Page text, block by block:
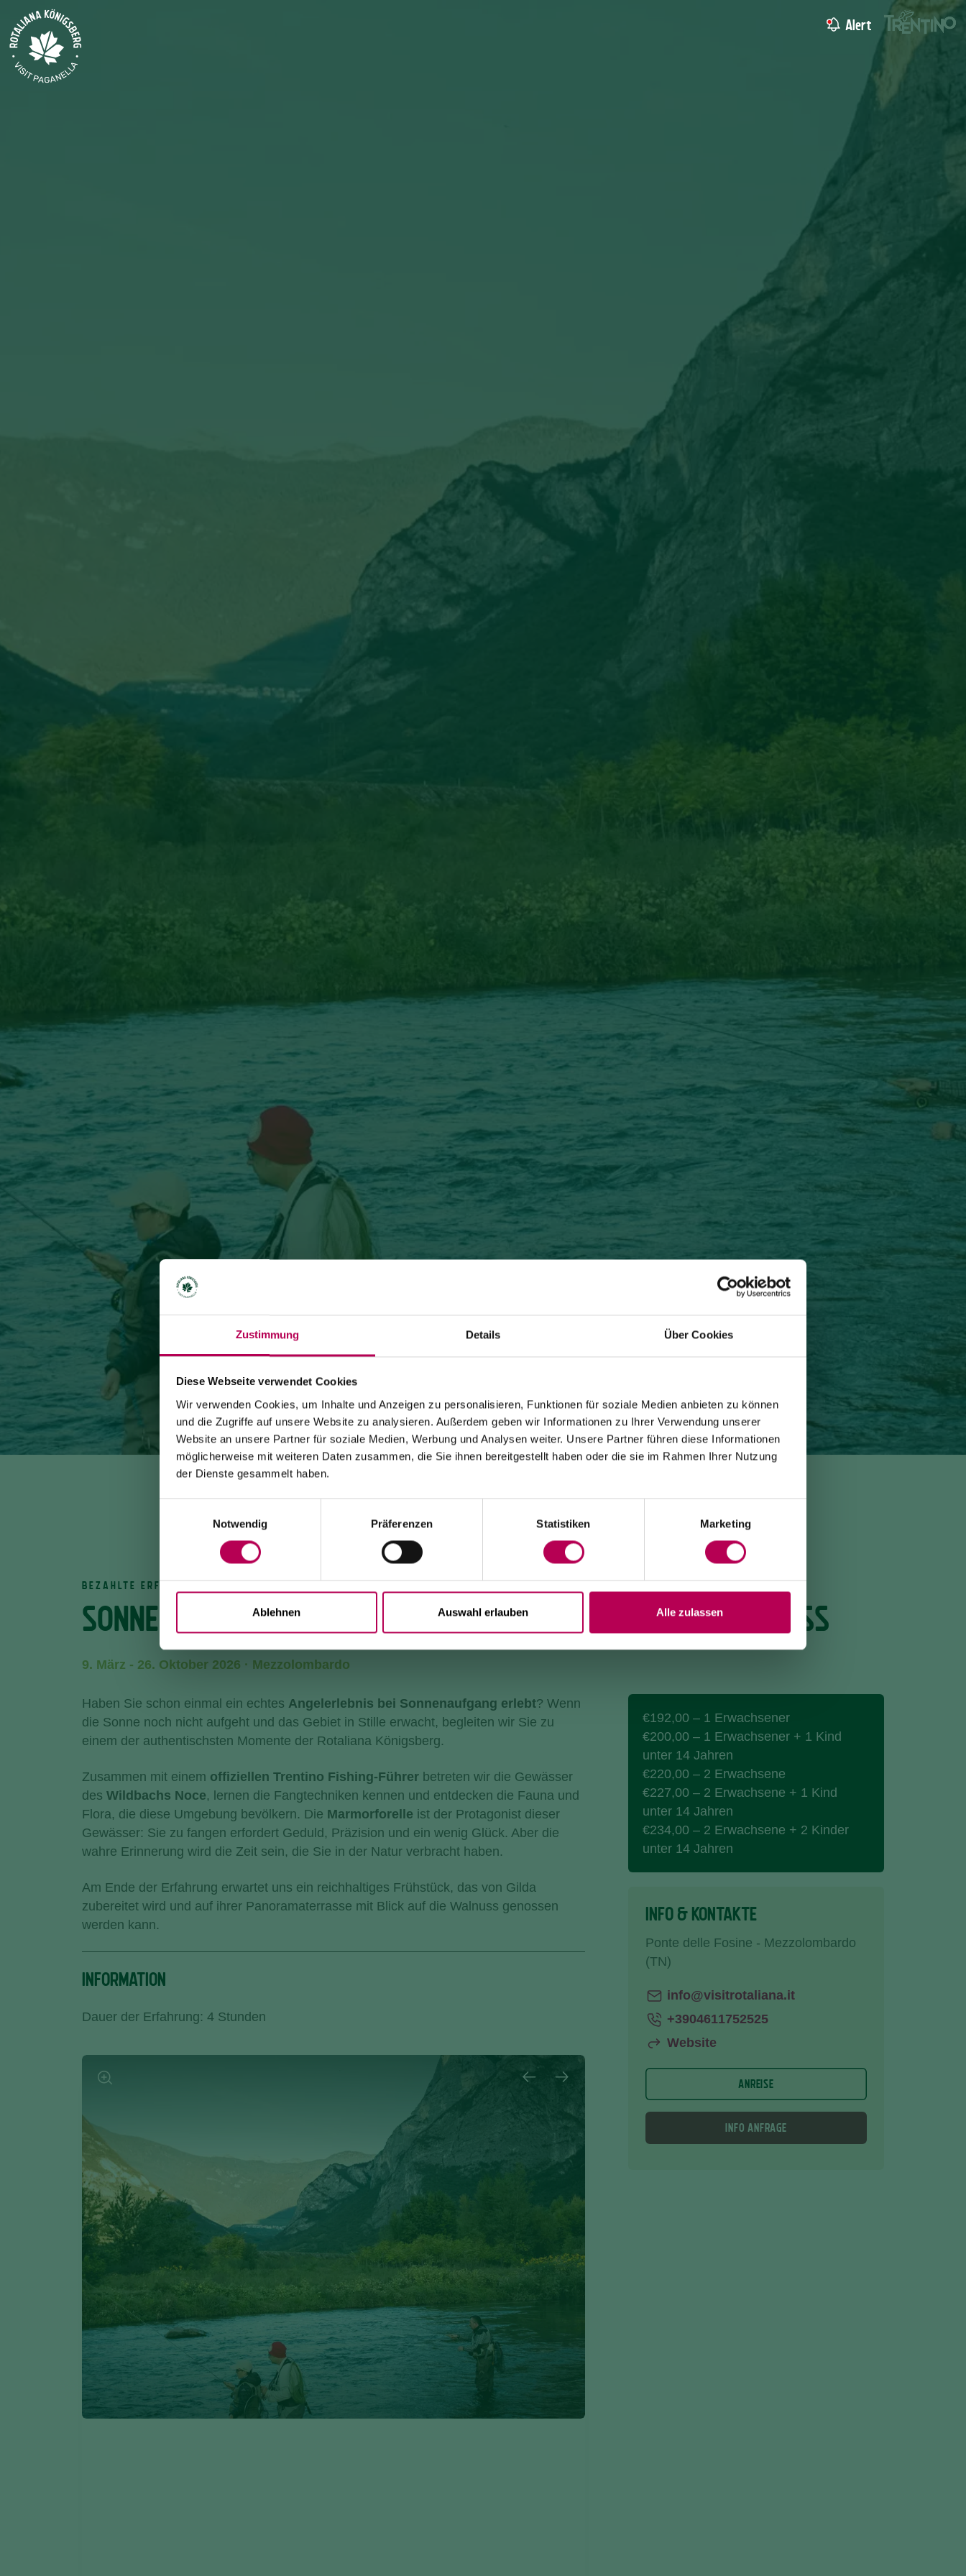
Zustimmung Details Über Cookies
Diese Webseite verwendet Cookies
Wir verwenden Cookies, um Inhalte und Anzeigen zu personalisieren, Funktionen für soziale Medien anbieten zu können
und die Zugriffe auf unsere Website zu analysieren. Außerdem geben wir Informationen zu Ihrer Verwendung unserer
Website an unsere Partner für soziale Medien, Werbung und Analysen weiter. Unsere Partner führen diese Informationen
möglicherweise mit weiteren Daten zusammen, die Sie ihnen bereitgestellt haben oder die sie im Rahmen Ihrer Nutzung
der Dienste gesammelt haben.
Notwendig
Präferenzen Statistiken Marketing
Ablehnen Auswahl erlauben Alle zulassen
Alert
24. Juli 2026
SEILBAHN MONTE DI MEZZOCORONA WEGEN
WARTUNGSARBEITEN GESCHLOSSEN
Die Seilbahn von Monte di Mezzocorona ist wegen
Dauer der Arbeiten: mindestens 10 Monate
SONNENAUFGANG AM NOCE: ANGELN UND FRÜHSTÜCK AM FLUSS
BEZAHLTE ERFAHRUNG, OUTDOOR
9. März - 26. Oktober 2026 · Mezzolombardo
Haben Sie schon einmal ein echtes Angelerlebnis bei Sonnenaufgang erlebt? Wenn
die Sonne noch nicht aufgeht und das Gebiet in Stille erwacht, begleiten wir Sie zu
einem der authentischsten Momente der Rotaliana Königsberg.
Zusammen mit einem offiziellen Trentino Fishing-Führer betreten wir die Gewässer
des Wildbachs Noce, lernen die Fangtechniken kennen und entdecken die Fauna und
Flora, die diese Umgebung bevölkern. Die Marmorforelle ist der Protagonist dieser
Gewässer: Sie zu fangen erfordert Geduld, Präzision und ein wenig Glück. Aber die
wahre Erinnerung wird die Zeit sein, die Sie in der Natur verbracht haben.
Am Ende der Erfahrung erwartet uns ein reichhaltiges Frühstück, das von Gilda
zubereitet wird und auf ihrer Panoramaterrasse mit Blick auf die Walnuss genossen
werden kann.
INFORMATION
Dauer der Erfahrung: 4 Stunden
€192,00 – 1 Erwachsener
€200,00 – 1 Erwachsener + 1 Kind
unter 14 Jahren
€220,00 – 2 Erwachsene
€227,00 – 2 Erwachsene + 1 Kind
unter 14 Jahren
€234,00 – 2 Erwachsene + 2 Kinder
unter 14 Jahren
INFO & KONTAKTE
Ponte delle Fosine - Mezzolombardo
(TN)
info@visitrotaliana.it
+3904611752525
Website
ANREISE
INFO ANFRAGE